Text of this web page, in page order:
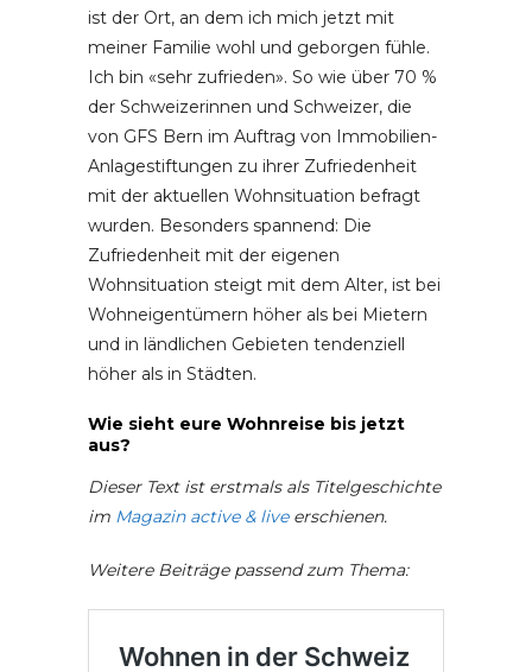
ist der Ort, an dem ich mich jetzt mit
meiner Familie wohl und geborgen fühle.
Ich bin «sehr zufrieden». So wie über 70 %
der Schweizerinnen und Schweizer, die
von GFS Bern im Auftrag von Immobilien-
Anlagestiftungen zu ihrer Zufriedenheit
mit der aktuellen Wohnsituation befragt
wurden. Besonders spannend: Die
Zufriedenheit mit der eigenen
Wohnsituation steigt mit dem Alter, ist bei
Wohneigentümern höher als bei Mietern
und in ländlichen Gebieten tendenziell
höher als in Städten.
Wie sieht eure Wohnreise bis jetzt
aus?
Dieser Text ist erstmals als Titelgeschichte
im Magazin active & liveerschienen.
Weitere Beiträge passend zum Thema: